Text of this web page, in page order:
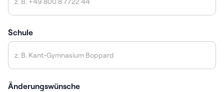
Schule
Änderungswünsche